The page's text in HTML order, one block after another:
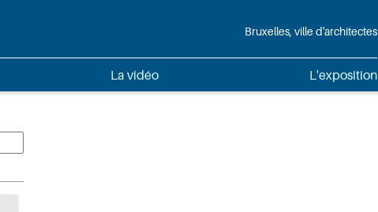
Bruxelles, ville d'architectes
La vidéo L'exposition